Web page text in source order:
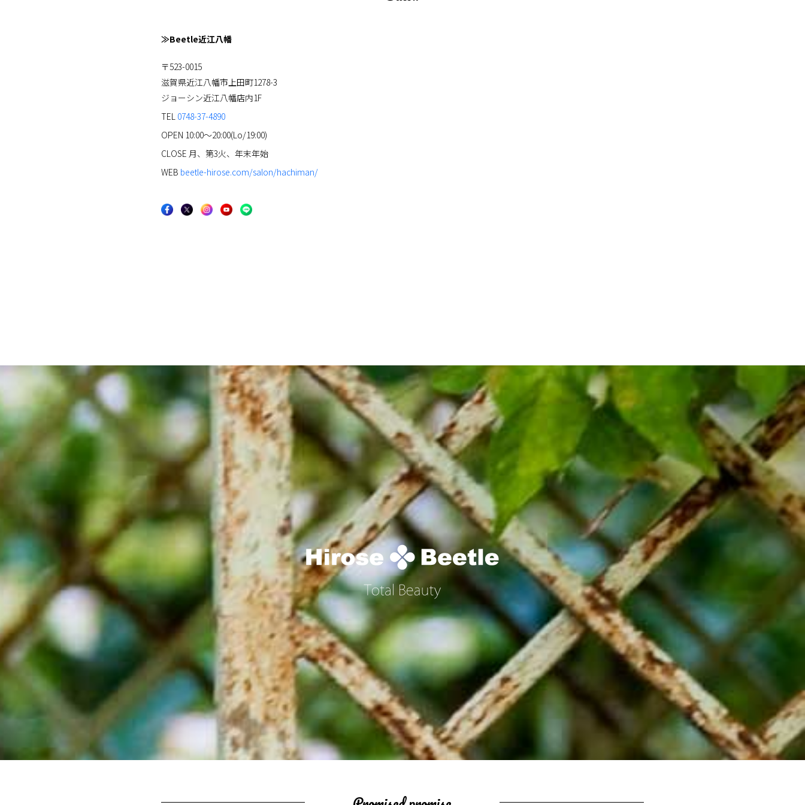
≫Beetle近江八幡
〒523-0015
滋賀県近江八幡市上田町1278-3
ジョーシン近江八幡店内1F
TEL 0748-37-4890
OPEN 10:00～20:00(Lo/19:00)
CLOSE 月、第3火、年末年始
WEB beetle-hirose.com/salon/hachiman/